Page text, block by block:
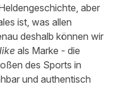
aber
ist, was allen
deshalb können wir
als Marke - die
des Sports in
und authentisch